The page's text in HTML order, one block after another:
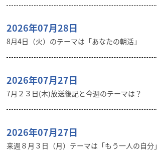
2026年07月28日
8月4日（火）のテーマは「あなたの朝活」
2026年07月27日
7月２３日(木)放送後記と今週のテーマは？
2026年07月27日
来週８月３日（月）テーマは「もう一人の自分」